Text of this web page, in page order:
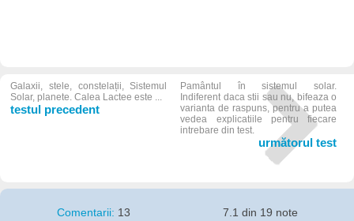
Galaxii, stele, constelații, Sistemul
Solar, planete. Calea Lactee este ...
testul precedent
Pamântul în sistemul solar.
Indiferent daca stii sau nu, bifeaza o
varianta de raspuns, pentru a putea
vedea explicatiile pentru fiecare
intrebare din test.
următorul test
Comentarii: 13 7.1 din 19 note